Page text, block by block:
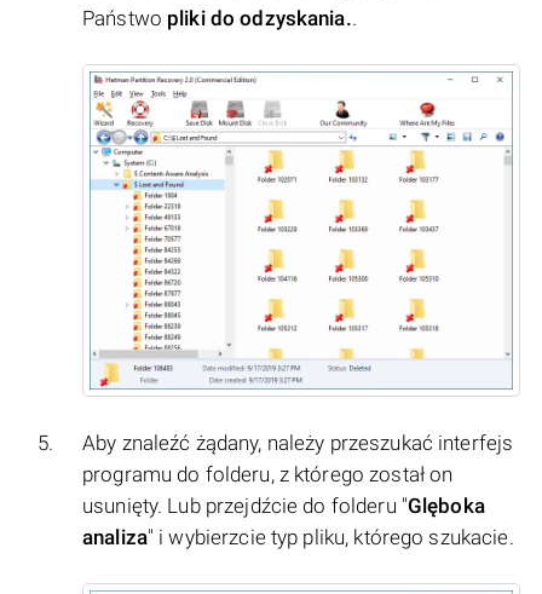
Państwo pliki do odzyskania..
Aby znaleźć żądany, należy przeszukać interfejs
programu do folderu, z którego został on
usunięty. Lub przejdźcie do folderu "Glęboka
analiza" i wybierzcie typ pliku, którego szukacie.